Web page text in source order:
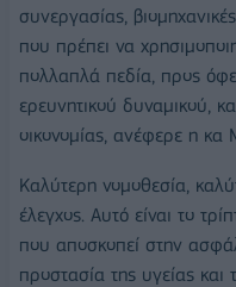
συνεργασίας,
που πρέπει να
πολλαπλά πεδία, προς
ερευνητικού δυναμικού,
οικονομίας, ανέφερε η κα
Καλύτερη νομοθεσία,
έλεγχος. Αυτό είναι το
που αποσκοπεί στην
προστασία της υγείας